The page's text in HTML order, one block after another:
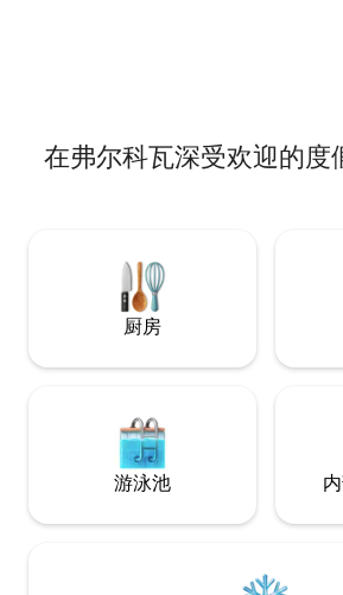
在弗尔科瓦深受欢迎的度
厨房
游泳池